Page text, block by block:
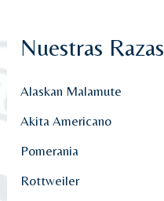
Nuestras Razas
Alaskan Malamute
Akita Americano
Pomerania
Rottweiler